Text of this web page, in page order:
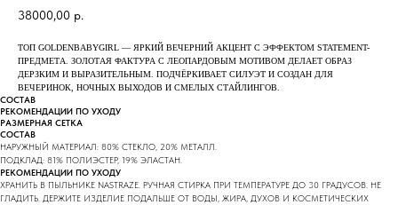
38000,00 р.
ТОП GOLDENBABYGIRL — ЯРКИЙ ВЕЧЕРНИЙ АКЦЕНТ С ЭФФЕКТОМ STATEMENT-
ПРЕДМЕТА. ЗОЛОТАЯ ФАКТУРА С ЛЕОПАРДОВЫМ МОТИВОМ ДЕЛАЕТ ОБРАЗ
ДЕРЗКИМ И ВЫРАЗИТЕЛЬНЫМ. ПОДЧЁРКИВАЕТ СИЛУЭТ И СОЗДАН ДЛЯ
ВЕЧЕРИНОК, НОЧНЫХ ВЫХОДОВ И СМЕЛЫХ СТАЙЛИНГОВ.
СОСТАВ
РЕКОМЕНДАЦИИ ПО УХОДУ
РАЗМЕРНАЯ СЕТКА
СОСТАВ
НАРУЖНЫЙ МАТЕРИАЛ: 80% СТЕКЛО, 20% МЕТАЛЛ.
ПОДКЛАД: 81% ПОЛИЭСТЕР, 19% ЭЛАСТАН.
РЕКОМЕНДАЦИИ ПО УХОДУ
ХРАНИТЬ В ПЫЛЬНИКЕ NASTRAZE. РУЧНАЯ СТИРКА ПРИ ТЕМПЕРАТУРЕ ДО 30 ГРАДУСОВ. НЕ
ГЛАДИТЬ. ДЕРЖИТЕ ИЗДЕЛИЕ ПОДАЛЬШЕ ОТ ВОДЫ, ЖИРА, ДУХОВ И КОСМЕТИЧЕСКИХ